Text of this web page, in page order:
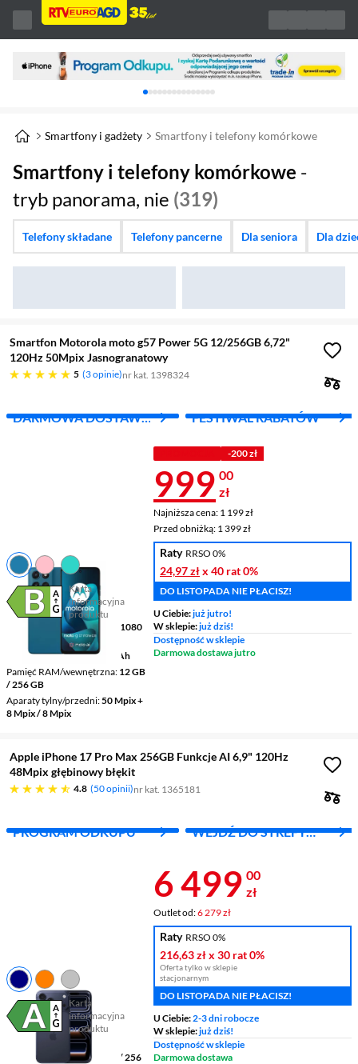
Karuzela z banerami, aktualny element 1 z
Smartfony i gadżety Smartfony i telefony komórkowe
Smartfony i telefony komórkowe -
tryb panorama, nie (319)
Telefony składane Telefony pancerne Dla seniora Dla
Smartfon Motorola moto g57 Power 5G 12/256GB 6,72"
120Hz 50Mpix Jasnogranatowy
5
pięć gwiazdek 3 opinie nr kat. 1398324
DARMOWA DOSTAWA
FESTIWAL RABATÓW
Karta
informacyjna
produktu
Plik w formacie pdf
(otworzy się w nowym oknie)
6,72 " 2400 x 1080
Pojemność baterii 7000 mAh
Pamięć RAM/wewnętrzna 12 GB
/ 256 GB
Aparaty tylny/przedni 50 Mpix +
8 Mpix / 8 Mpix
-200 zł
Cena 999 zł
999 00
zł
Najniższa cena: 1 199 zł
Najniższa cena: 1 199 zł
Przed obniżką: 1 399 zł
Przed obniżką: 1 399 zł
Raty RRSO 0%
24,97 złx 40 rat0%
DO LISTOPADA NIE PŁACISZ!
U Ciebie:już jutro!
W sklepie:już dziś!
Dostępność w sklepie
Darmowa dostawa jutro
Apple iPhone 17 Pro Max 256GB Funkcje AI 6,9" 120Hz
48Mpix głębinowy błękit
4.8
4.8 gwiazdek 50 opinii nr kat. 1365181
PROGRAM ODKUPU
WEJDŹ DO STREFY
Karta
informacyjna
produktu
Plik w formacie pdf
(otworzy się w nowym oknie)
6,9 " OLED
Pamięć RAM/wewnętrzna
/ 256
Cena 6 499
6 499 00
zł
Outlet od:6 279 zł
Raty RRSO 0%
216,63 złx 30 rat0%
Oferta tylko w sklepie
stacjonarnym
DO LISTOPADA NIE PŁACISZ!
U Ciebie:2-3 dni robocze
W sklepie:już dziś!
Dostępność w sklepie
Darmowa dostawa